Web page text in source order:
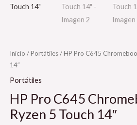
Inicio /Portátiles/ HP Pro C645
14″
Portátiles
HP Pro C645
Ryzen 5 Touch 14″